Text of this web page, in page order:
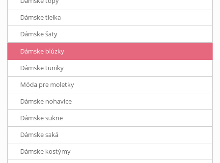
Dámske tielka
Dámske šaty
Dámske blúzky
Dámske tuniky
Móda pre moletky
Dámske nohavice
Dámske sukne
Dámske saká
Dámske kostýmy